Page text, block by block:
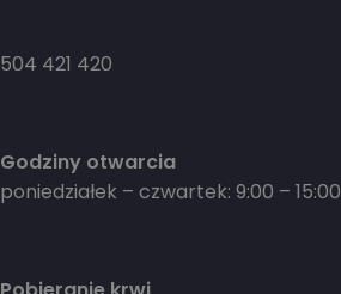
504 421 420
Godziny otwarcia
poniedziałek – czwartek: 9:00 – 15:00